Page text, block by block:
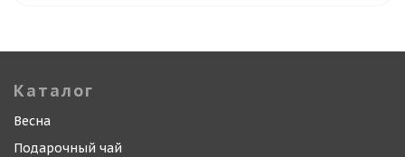
Каталог
Весна
Подарочный чай